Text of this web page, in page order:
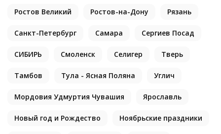
Ростов Великий Ростов-на-Дону Рязань
Санкт-Петербург Самара Сергиев Посад
СИБИРЬ Смоленск Селигер Тверь
Тамбов Тула - Ясная Поляна Углич
Мордовия Удмуртия Чувашия Ярославль
Новый год и Рождество Ноябрьские праздники